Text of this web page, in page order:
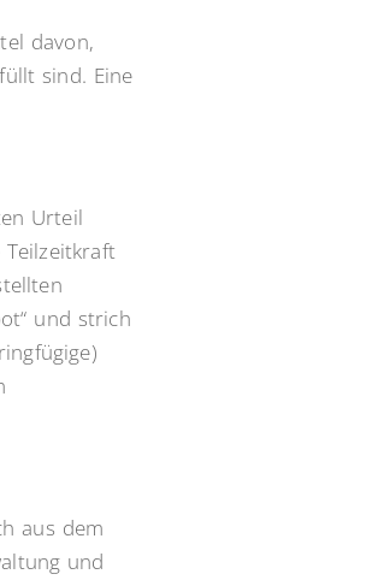
davon,
sind. Eine
Urteil
und strich
aus dem
und